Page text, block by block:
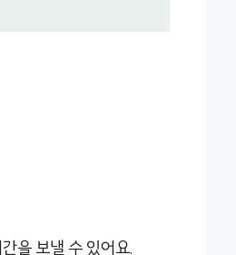
을 보낼 수 있어요.